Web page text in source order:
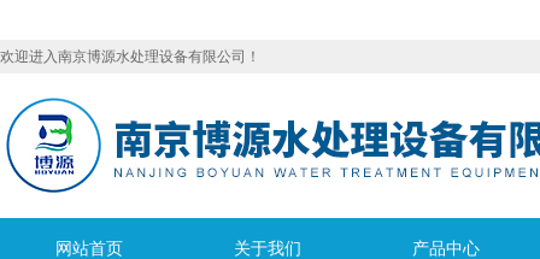
欢迎进入南京博源水处理设备有限公司！
网站首页 关于我们 产品中心